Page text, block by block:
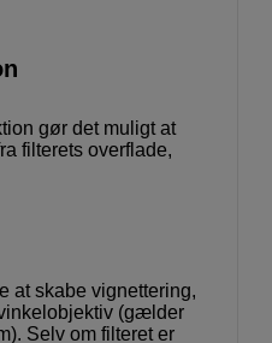
gør det muligt at
filterets overflade,
at skabe vignettering,
(gælder
Selv om filteret er